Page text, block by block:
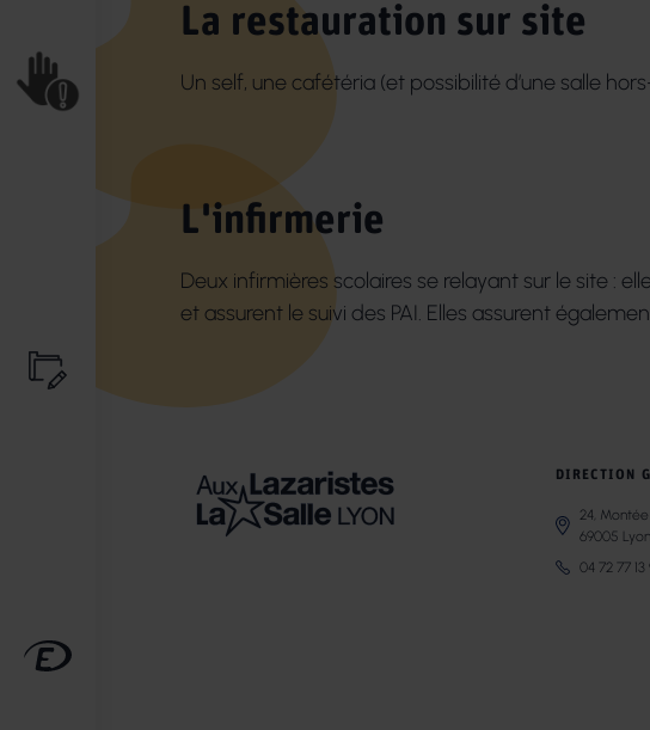
La restauration sur site
Un self, une cafétéria (et possibilité d’une salle
L'infirmerie
Deux infirmières scolaires se relayant sur le site :
et assurent le suivi des PAI. Elles assurent
DIRECTION
24,
69005 Lyon
04 72 77 13